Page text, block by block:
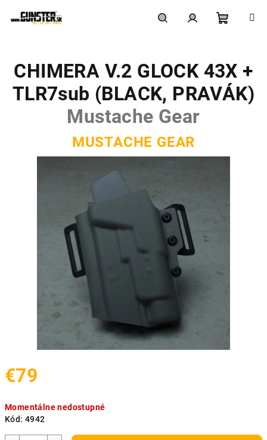
košík
€79
cena:
Momentálne nedostupné
Kód: 4942
CHIMERA V.2 GLOCK 43X +
TLR7sub (BLACK, PRAVÁK)
Mustache Gear
MUSTACHE GEAR